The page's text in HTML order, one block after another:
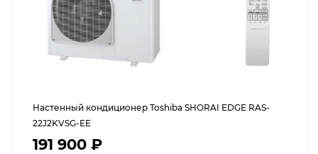
Настенный кондиционер Toshiba SHORAI EDGE RAS-
22J2KVSG-EE
191 900 ₽